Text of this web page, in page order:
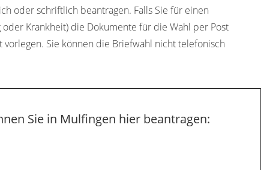
oder schriftlich beantragen. Falls Sie für einen
Krankheit) die Dokumente für die Wahl per Post
Sie können die Briefwahl nicht telefonisch
Sie in Mulfingen hier beantragen: